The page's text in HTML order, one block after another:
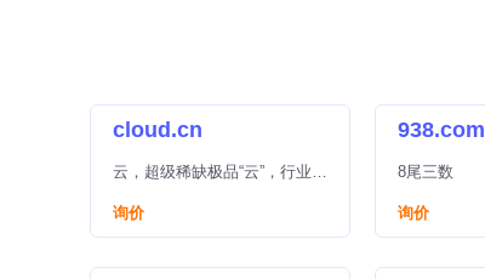
cloud.cn
云，超级稀缺极品“云”，行业天
器，云计算、云业务直接对
标，品牌一步到位，还有中国
询价
938.com
8尾三数
询价